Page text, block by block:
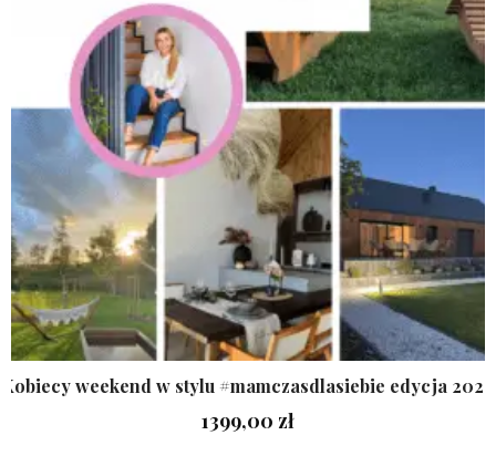
Kobiecy weekend w stylu #mamczasdlasiebie edycja 2026
1399,00 zł